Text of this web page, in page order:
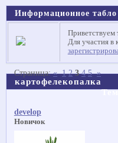
Информационное табло
Приветствуем
Для участия в
картофелекопалка
Страница:« 1 2 3 4 5 »
develop
Новичок